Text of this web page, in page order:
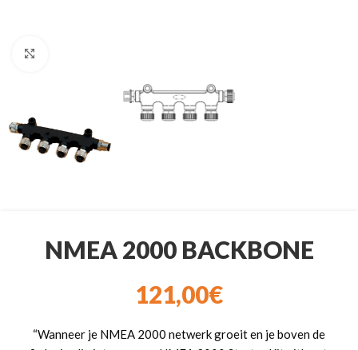
NMEA 2000 BACKBONE
121,00€
“Wanneer je NMEA 2000 netwerk groeit en je boven de